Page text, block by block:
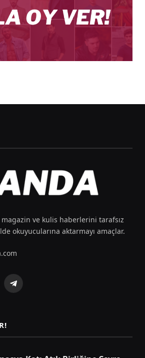
ve kulis haberlerini tarafsız
okuyucularına aktarmayı amaçlar.
Telegram